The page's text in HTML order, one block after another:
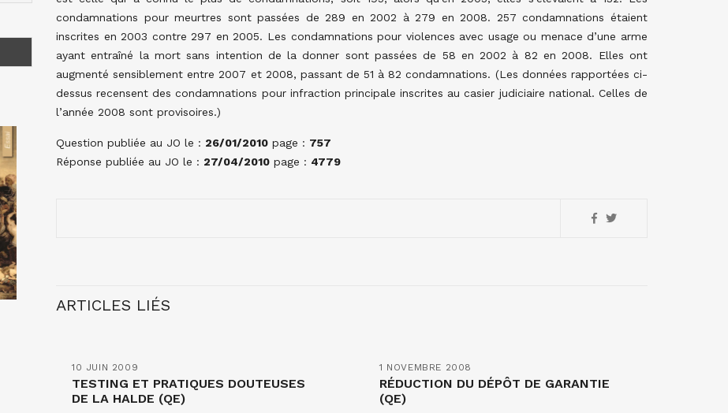
condamnations pour meurtres sont passées de 289 en 2002 à 279 en 2008. 257 condamnations étaient
inscrites en 2003 contre 297 en 2005. Les condamnations pour violences avec usage ou menace d’une arme
ayant entraîné la mort sans intention de la donner sont passées de 58 en 2002 à 82 en 2008. Elles ont
augmenté sensiblement entre 2007 et 2008, passant de 51 à 82 condamnations. (Les données rapportées ci-
dessus recensent des condamnations pour infraction principale inscrites au casier judiciaire national. Celles de
l’année 2008 sont provisoires.)
Question publiée au JO le : 26/01/2010 page : 757
Réponse publiée au JO le : 27/04/2010 page : 4779
ARTICLES LIÉS
10 JUIN 2009
TESTING ET PRATIQUES DOUTEUSES
DE LA HALDE (QE)
1 NOVEMBRE 2008
RÉDUCTION DU DÉPÔT DE GARANTIE
(QE)